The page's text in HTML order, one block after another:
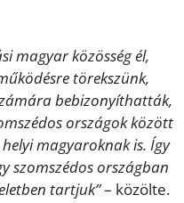
magyar közösség él,
törekszünk,
bebizonyíthatták,
országok között
magyaroknak is. Így
szomszédos országban
tartjuk”– közölte.